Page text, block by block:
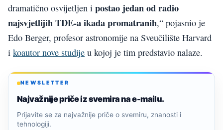
dramatično osvijetljen i postao jedan od radio
najsvjetlijih TDE-a ikada promatranih,“ pojasnio je
Edo Berger, profesor astronomije na Sveučilište Harvard
i koautor nove studije u kojoj je tim predstavio nalaze.
NEWSLETTER
Najvažnije priče iz svemira na e-mailu.
Prijavite se za najvažnije priče o svemiru, znanosti i
tehnologiji.